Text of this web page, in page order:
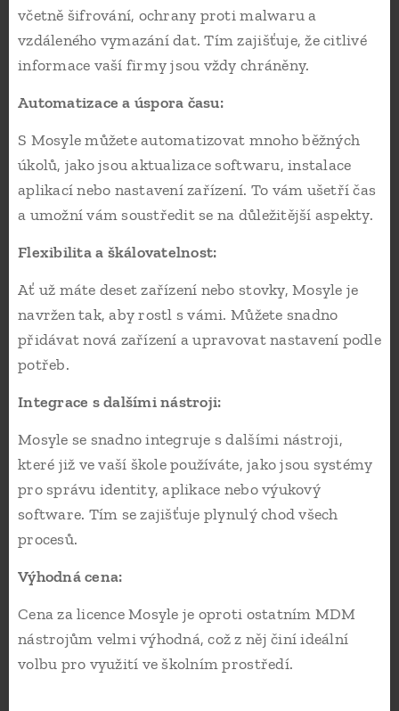
včetně šifrování, ochrany proti malwaru a
vzdáleného vymazání dat. Tím zajišťuje, že citlivé
informace vaší firmy jsou vždy chráněny.
Automatizace a úspora času:
S Mosyle můžete automatizovat mnoho běžných
úkolů, jako jsou aktualizace softwaru, instalace
aplikací nebo nastavení zařízení. To vám ušetří čas
a umožní vám soustředit se na důležitější aspekty.
Flexibilita a škálovatelnost:
Ať už máte deset zařízení nebo stovky, Mosyle je
navržen tak, aby rostl s vámi. Můžete snadno
přidávat nová zařízení a upravovat nastavení podle
potřeb.
Integrace s dalšími nástroji:
Mosyle se snadno integruje s dalšími nástroji,
které již ve vaší škole používáte, jako jsou systémy
pro správu identity, aplikace nebo výukový
software. Tím se zajišťuje plynulý chod všech
procesů.
Výhodná cena:
Cena za licence Mosyle je oproti ostatním MDM
nástrojům velmi výhodná, což z něj činí ideální
volbu pro využití ve školním prostředí.